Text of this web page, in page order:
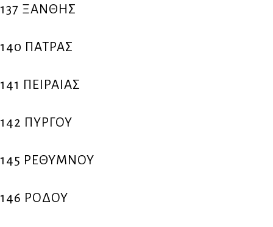
137 ΞΑΝΘΗΣ
140 ΠΑΤΡΑΣ
141 ΠΕΙΡΑΙΑΣ
142 ΠΥΡΓΟΥ
145 ΡΕΘΥΜΝΟΥ
146 ΡΟΔΟΥ